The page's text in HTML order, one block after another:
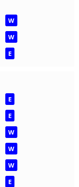
W
W
E
E
E
W
W
W
E